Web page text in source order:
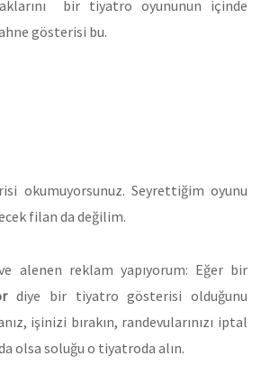
bir tiyatro oyununun içinde
gösterisi bu.
okumuyorsunuz. Seyrettiğim oyunu
filan da değilim.
alenen reklam yapıyorum: Eğer bir
diye bir tiyatro gösterisi olduğunu
işinizi bırakın, randevularınızı iptal
olsa soluğu o tiyatroda alın.